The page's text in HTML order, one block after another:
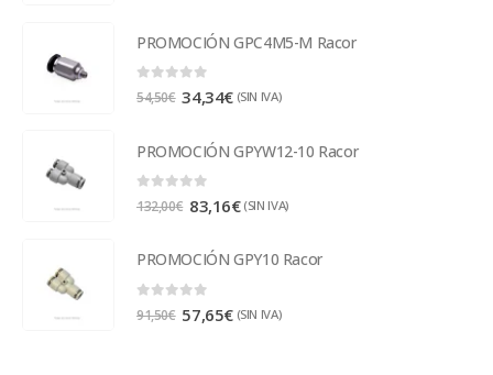
PROMOCIÓN GPC4M5-M Racor
0 out of 5
54,50€ 34,34€ (SIN IVA)
PROMOCIÓN GPYW12-10 Racor
0 out of 5
132,00€ 83,16€ (SIN IVA)
PROMOCIÓN GPY10 Racor
0 out of 5
91,50€ 57,65€ (SIN IVA)